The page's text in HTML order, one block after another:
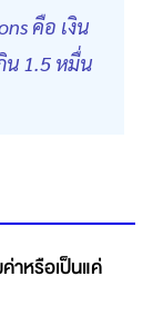
คือ เงิน
น 1.5 หมื่น
าหรือเป็นแค่